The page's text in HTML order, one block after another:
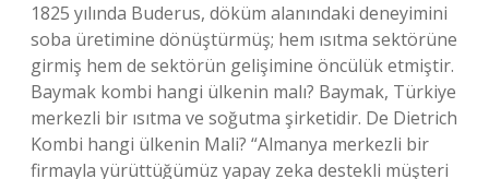
1825 yılında Buderus, döküm alanındaki deneyimini
soba üretimine dönüştürmüş; hem ısıtma sektörüne
girmiş hem de sektörün gelişimine öncülük etmiştir.
Baymak kombi hangi ülkenin malı? Baymak, Türkiye
merkezli bir ısıtma ve soğutma şirketidir. De Dietrich
Kombi hangi ülkenin Mali? “Almanya merkezli bir
firmayla yürüttüğümüz yapay zeka destekli müşteri